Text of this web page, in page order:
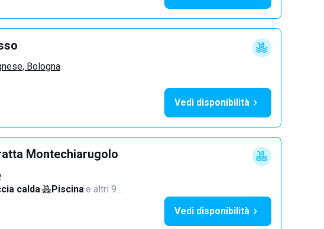
Bologna
Vedi disponibilità
Montechiarugolo
calda· Piscina·e altri 9…
Vedi disponibilità